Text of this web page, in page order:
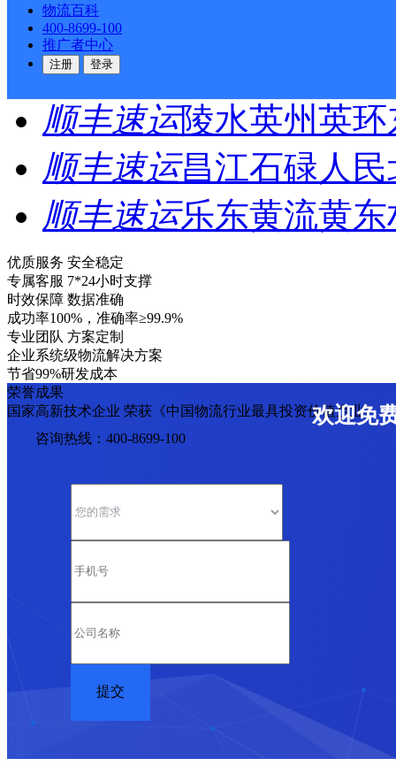
物流百科
400-8699-100
推广者中心
注册 登录
顺丰速运
顺丰速运
顺丰速运陵水英州英
顺丰速运昌江石碌人
顺丰速运乐东黄流黄
优质服务 安全稳定
专属客服 7*24小时支撑
时效保障 数据准确
成功率100%，准确率≥99.9%
专业团队 方案定制
企业系统级物流解决方案
节省99%研发成本
荣誉成果
国家高新技术企业 荣获《中国物流行业最具投资价值企业》
欢迎免
咨询热线：400-8699-100